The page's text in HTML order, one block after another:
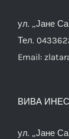
ул. „Јане
Тел.
Email:
ВИВА
ул. „Јане